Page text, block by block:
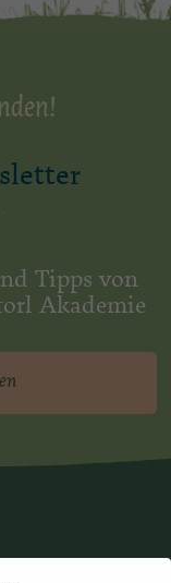
Tipps von
Akademie